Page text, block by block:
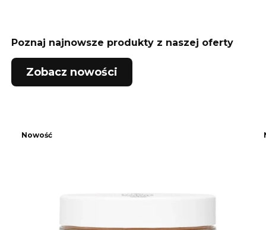
Poznaj najnowsze produkty z naszej oferty
Zobacz nowości
Nowość